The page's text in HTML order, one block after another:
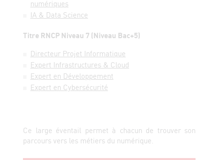
numériques
IA & Data Science
Titre RNCP Niveau 7 (Niveau Bac+5)
Directeur Projet Informatique
Expert Infrastructures & Cloud
Expert en Développement
Expert en Cybersécurité
Ce large éventail permet à chacun de trouver son
parcours vers les métiers du numérique.